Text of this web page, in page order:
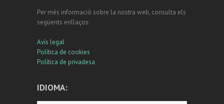
Per més informació sobre la nostra web, consulta els
següents enllaços:
Avís legal
Política de cookies
Política de privadesa
IDIOMA: